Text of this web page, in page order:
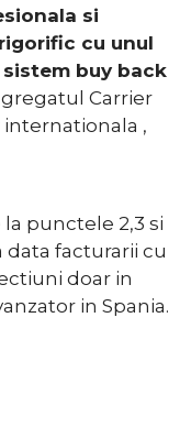
si
cu unul
sistem buy back
Carrier
internationala ,
punctele 2,3 si
data facturarii cu
doar in
in Spania.